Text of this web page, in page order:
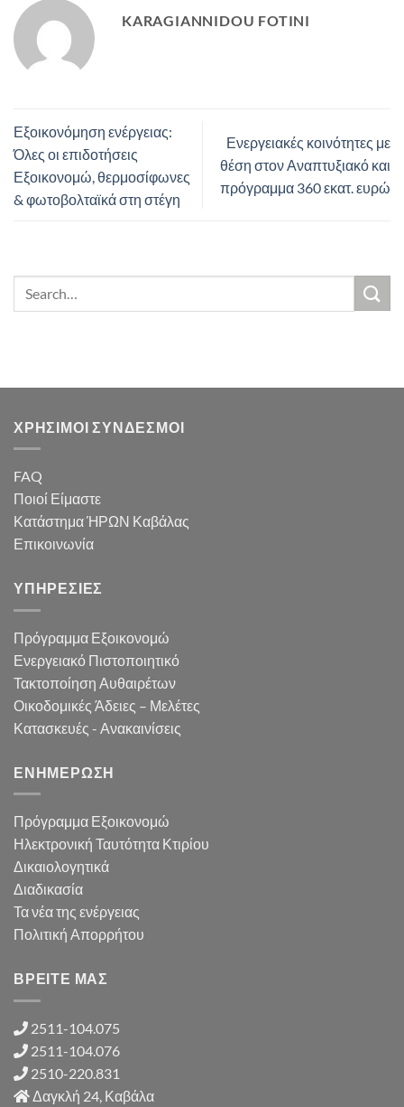
KARAGIANNIDOU FOTINI
Εξοικονόμηση ενέργειας:
Όλες οι επιδοτήσεις
Εξοικονομώ, θερμοσίφωνες
& φωτοβολταϊκά στη στέγη
Ενεργειακές κοινότητες με
θέση στον Αναπτυξιακό και
πρόγραμμα 360 εκατ. ευρώ
ΧΡΗΣΙΜΟΙ ΣΥΝΔΕΣΜΟΙ
FAQ
Ποιοί Είμαστε
Κατάστημα ΉΡΩΝ Καβάλας
Επικοινωνία
ΥΠΗΡΕΣΙΕΣ
Πρόγραμμα Εξοικονομώ
Ενεργειακό Πιστοποιητικό
Τακτοποίηση Αυθαιρέτων
Οικοδομικές Άδειες – Μελέτες
Κατασκευές - Ανακαινίσεις
ΕΝΗΜΕΡΩΣΗ
Πρόγραμμα Εξοικονομώ
Ηλεκτρονική Ταυτότητα Κτιρίου
Δικαιολογητικά
Διαδικασία
Τα νέα της ενέργειας
Πολιτική Απορρήτου
ΒΡΕΙΤΕ ΜΑΣ
2511-104.075
2511-104.076
2510-220.831
Δαγκλή 24, Καβάλα